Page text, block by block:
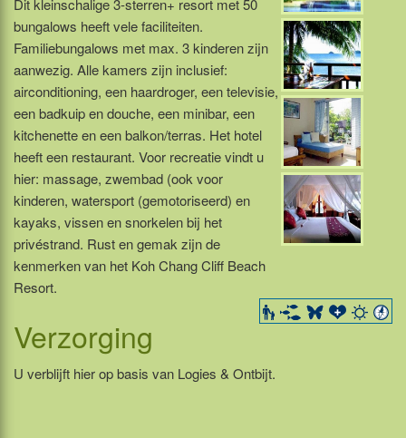
Dit kleinschalige 3-sterren+ resort met 50
bungalows heeft vele faciliteiten.
Familiebungalows met max. 3 kinderen zijn
aanwezig. Alle kamers zijn inclusief:
airconditioning, een haardroger, een televisie,
een badkuip en douche, een minibar, een
kitchenette en een balkon/terras. Het hotel
heeft een restaurant. Voor recreatie vindt u
hier: massage, zwembad (ook voor
kinderen, watersport (gemotoriseerd) en
kayaks, vissen en snorkelen bij het
privéstrand. Rust en gemak zijn de
kenmerken van het Koh Chang Cliff Beach
Resort.
Verzorging
U verblijft hier op basis van Logies & Ontbijt.